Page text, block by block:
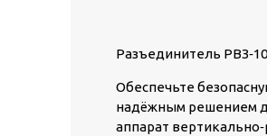
Разъединитель
Обеспечьте
надёжным решением
аппарат